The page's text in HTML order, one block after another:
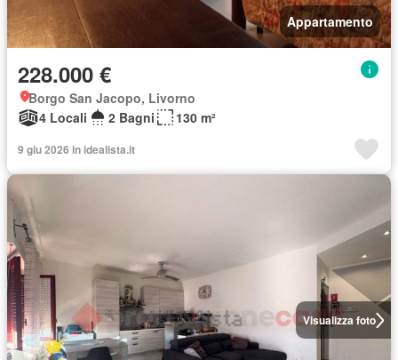
Appartamento
228.000 €
Borgo San Jacopo, Livorno
4 Locali
2 Bagni 130 m²
9 giu 2026 in idealista.it
Visualizza foto